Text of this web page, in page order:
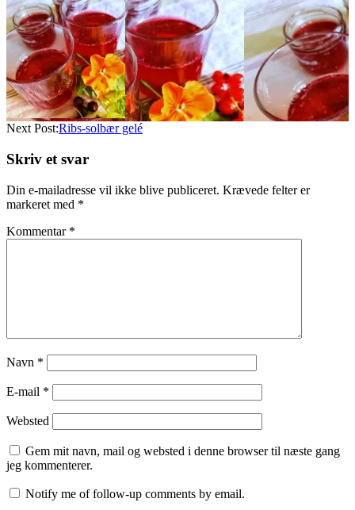
Next Post:Ribs-solbær gelé
Skriv et svar
Din e-mailadresse vil ikke blive publiceret. Krævede felter er
markeret med *
Kommentar *
Navn *
E-mail *
Websted
Gem mit navn, mail og websted i denne browser til næste gang
jeg kommenterer.
Notify me of follow-up comments by email.